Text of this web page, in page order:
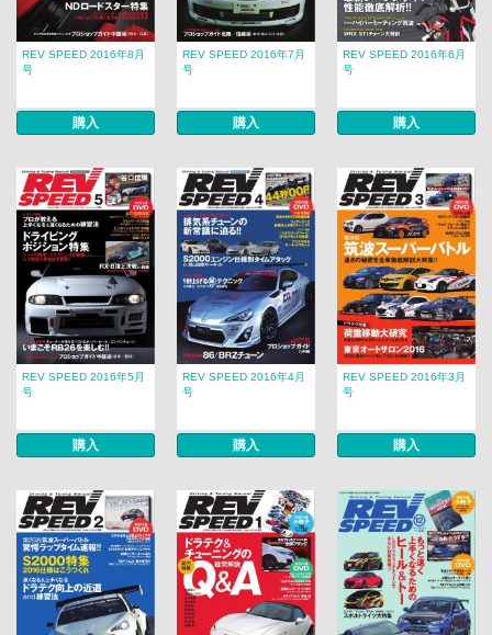
REV SPEED 2016年8月
号
購入
REV SPEED 2016年7月
号
購入
REV SPEED 2016年6月
号
購入
REV SPEED 2016年5月
号
購入
REV SPEED 2016年4月
号
購入
REV SPEED 2016年3月
号
購入